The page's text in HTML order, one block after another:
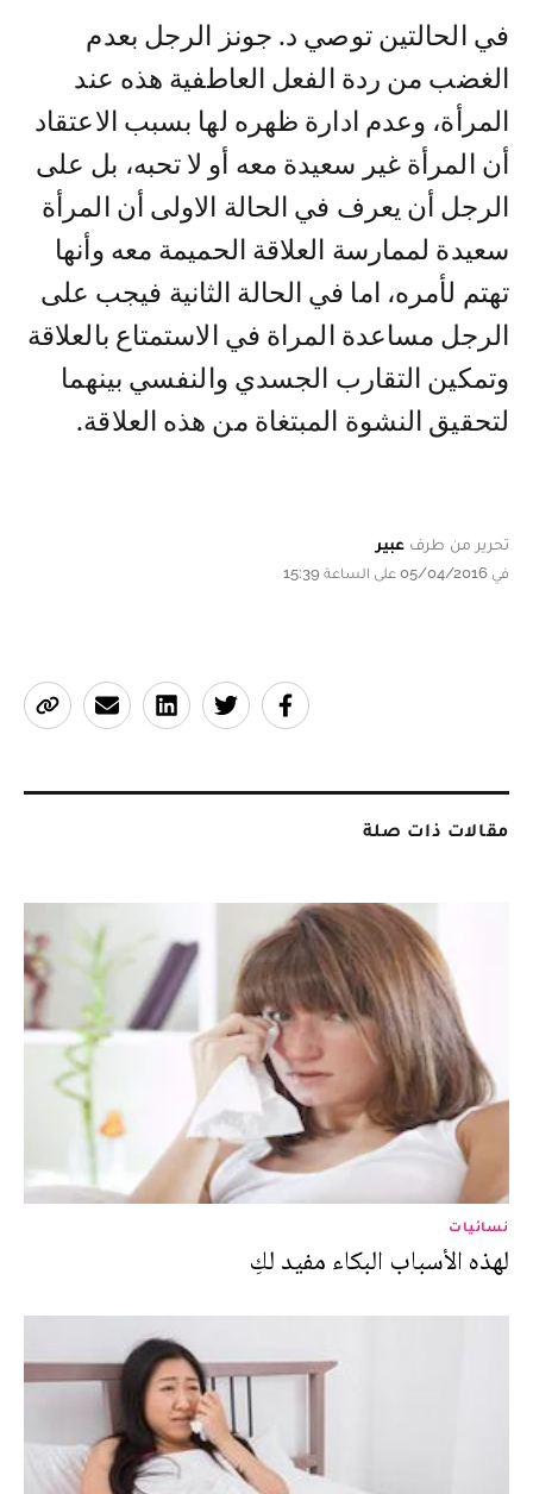
في الحالتين توصي د. جونز الرجل بعدم
الغضب من ردة الفعل العاطفية هذه عند
المرأة، وعدم ادارة ظهره لها بسبب الاعتقاد
أن المرأة غير سعيدة معه أو لا تحبه، بل على
الرجل أن يعرف في الحالة الاولى أن المرأة
سعيدة لممارسة العلاقة الحميمة معه وأنها
تهتم لأمره، اما في الحالة الثانية فيجب على
الرجل مساعدة المراة في الاستمتاع بالعلاقة
وتمكين التقارب الجسدي والنفسي بينهما
لتحقيق النشوة المبتغاة من هذه العلاقة.
تحرير من طرف عبير
في 05/04/2016 على الساعة 15:39
مقالات ذات صلة
نسائيات
لهذه الأسباب البكاء مفيد لكِ